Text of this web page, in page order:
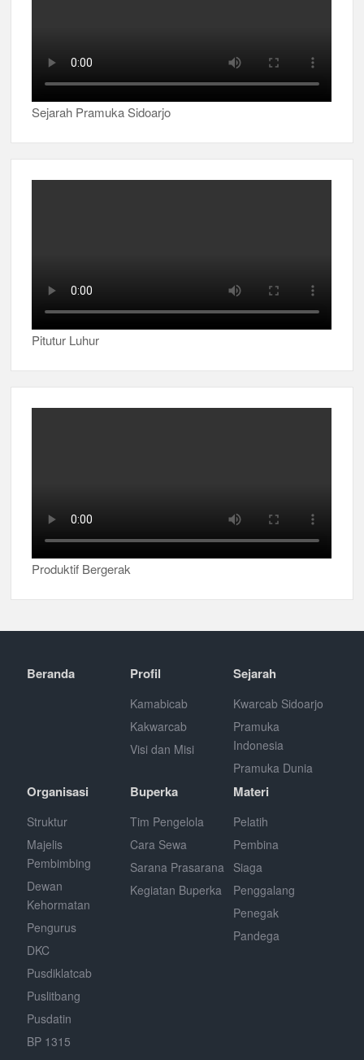
Sejarah Pramuka Sidoarjo
Pitutur Luhur
Produktif Bergerak
Beranda Profil
Kamabicab
Kakwarcab
Visi dan Misi
Sejarah
Kwarcab Sidoarjo
Pramuka
Indonesia
Pramuka Dunia
Organisasi
Struktur
Majelis
Pembimbing
Dewan
Kehormatan
Pengurus
DKC
Pusdiklatcab
Puslitbang
Pusdatin
BP 1315
Buperka
Tim Pengelola
Cara Sewa
Sarana Prasarana
Kegiatan Buperka
Materi
Pelatih
Pembina
Siaga
Penggalang
Penegak
Pandega